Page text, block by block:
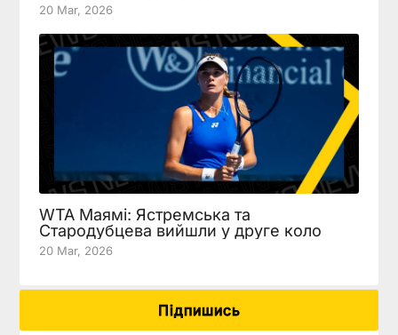
20 Mar, 2026
WTA Маямі: Ястремська та
Стародубцева вийшли у друге коло
20 Mar, 2026
Підпишись